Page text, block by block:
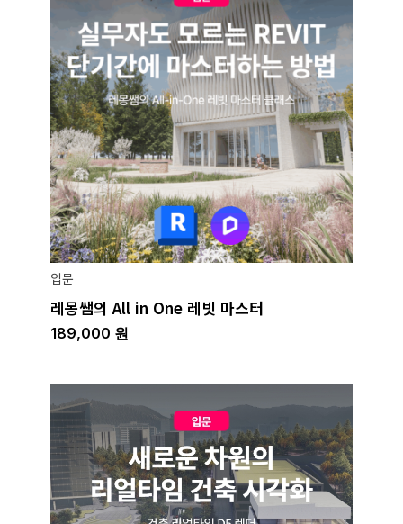
입문
레몽쌤의 All in One 레빗 마스터
189,000 원